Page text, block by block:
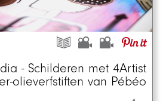
- Schilderen met 4Artist
olieverfstiften van Pébéo